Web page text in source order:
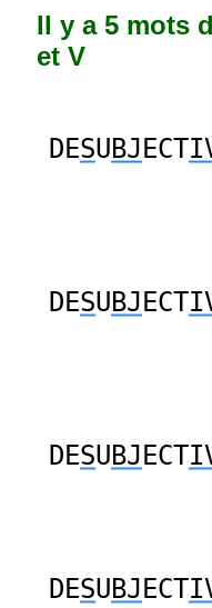
Il y a 5 mots
et V
DESUBJ ECT
DESUBJ ECT
DESUBJ ECT
DESUBJ ECT